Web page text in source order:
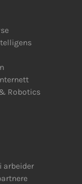
Robotics
arbeider